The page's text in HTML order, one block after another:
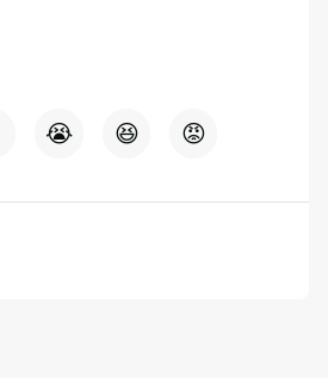
😭 😆 😡